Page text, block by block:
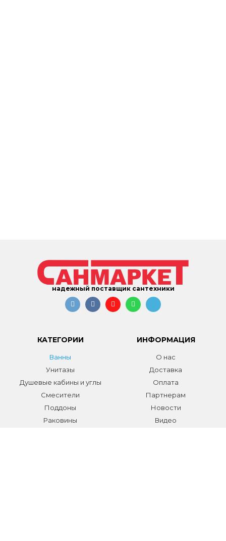
надежный поставщик сантехники
КАТЕГОРИИ
Ванны
Унитазы
Душевые кабины и углы
Смесители
Поддоны
Раковины
ИНФОРМАЦИЯ
О нас
Доставка
Оплата
Партнерам
Новости
Видео